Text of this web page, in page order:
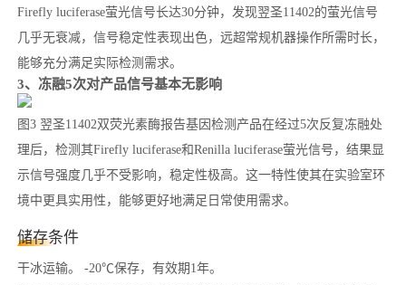
Firefly luciferase萤光信号长达30分钟，发现翌圣11402的萤光信号
几乎无衰减，信号稳定性表现出色，远超常规机器操作所需时长，
能够充分满足实际检测需求。
3、冻融5次对产品信号基本无影响
图3 翌圣11402双荧光素酶报告基因检测产品在经过5次反复冻融处
理后，检测其Firefly luciferase和Renilla luciferase萤光信号，结果显
示信号强度几乎不受影响，稳定性极高。这一特性使其在实验室环
境中更具实用性，能够更好地满足日常使用需求。
储存条件
干冰运输。 -20℃保存，有效期1年。